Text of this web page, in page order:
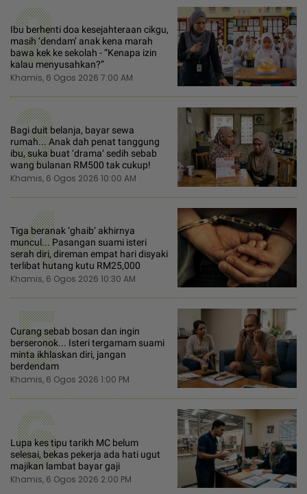
2
Ibu berhenti doa kesejahteraan cikgu,
masih ‘dendam’ anak kena marah
bawa kek ke sekolah - “Kenapa izin
kalau menyusahkan?”
Khamis, 6 Ogos 2026 7:00 AM
3
Bagi duit belanja, bayar sewa
rumah... Anak dah penat tanggung
ibu, suka buat ‘drama‘ sedih sebab
wang bulanan RM500 tak cukup!
Khamis, 6 Ogos 2026 10:00 AM
4
Tiga beranak ‘ghaib‘ akhirnya
muncul... Pasangan suami isteri
serah diri, direman empat hari disyaki
terlibat hutang kutu RM25,000
Khamis, 6 Ogos 2026 10:30 AM
5
Curang sebab bosan dan ingin
berseronok... Isteri tergamam suami
minta ikhlaskan diri, jangan
berdendam
Khamis, 6 Ogos 2026 1:00 PM
6
Lupa kes tipu tarikh MC belum
selesai, bekas pekerja ada hati ugut
majikan lambat bayar gaji
Khamis, 6 Ogos 2026 2:00 PM